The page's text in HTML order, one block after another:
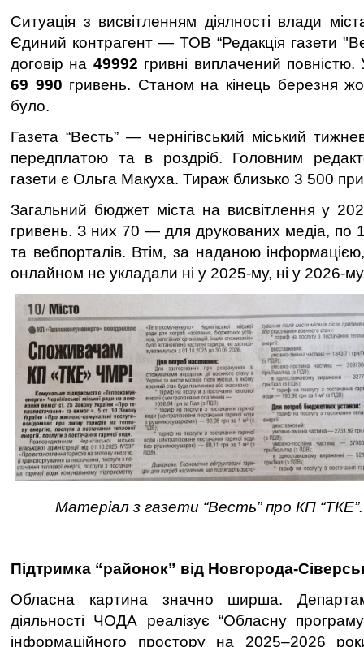
Ситуація з висвітленням діялності влади
Єдиний контрагент — ТОВ “Редакція газети
договір на 49992 гривні виплачений
69 990 гривень. Станом на кінець березня
було.
Газета “Весть” — чернігівський міський
передплатою та в роздріб. Головним
газети є Ольга Макуха. Тираж близько 3 500
Загальний бюджет міста на висвітлення у
гривень. З них 70 — для друкованих медіа, по
та вебпорталів. Втім, за наданою
онлайном не укладали ні у 2025-му, ні у 2026-
Матеріал з газети “Весть” про КП
Підтримка “районок” від Новгорода-
Обласна картина значно ширша.
діяльності ЧОДА реалізує “Обласну
інформаційного простору на 2025–2026